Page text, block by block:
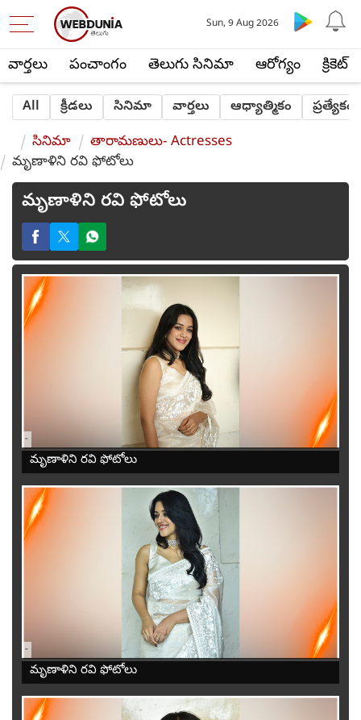
వార్తలు పంచాంగం తెలుగు సినిమా ఆరోగ్యం క్రికెట్
Sun, 9 Aug 2026
All క్రీడలు సినిమా వార్తలు ఆధ్యాత్మికం ప్రత్యేకం
సినిమా
తారామణులు- Actresses
మృణాళిని రవి ఫోటోలు
మృణాళిని రవి ఫోటోలు
-
మృణాళిని రవి ఫోటోలు
-
మృణాళిని రవి ఫోటోలు